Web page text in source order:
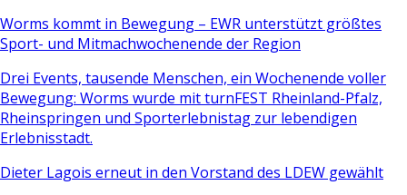
Worms kommt in Bewegung – EWR unterstützt größtes
Sport- und Mitmachwochenende der Region
Drei Events, tausende Menschen, ein Wochenende voller
Bewegung: Worms wurde mit turnFEST Rheinland-Pfalz,
Rheinspringen und Sporterlebnistag zur lebendigen
Erlebnisstadt.
Dieter Lagois erneut in den Vorstand des LDEW gewählt